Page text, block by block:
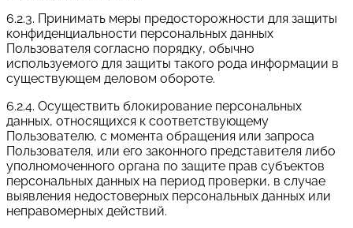
6.2.3. Принимать меры предосторожности для защиты
конфиденциальности персональных данных
Пользователя согласно порядку, обычно
используемого для защиты такого рода информации в
существующем деловом обороте.
6.2.4. Осуществить блокирование персональных
данных, относящихся к соответствующему
Пользователю, с момента обращения или запроса
Пользователя, или его законного представителя либо
уполномоченного органа по защите прав субъектов
персональных данных на период проверки, в случае
выявления недостоверных персональных данных или
неправомерных действий.